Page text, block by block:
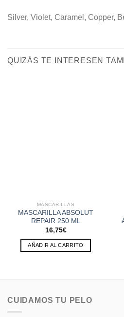
Silver, Violet, Caramel, Copper,
QUIZÁS TE INTERESEN
MASCARILLAS
MASCARILLA ABSOLUT
REPAIR 250 ML
16,75€
AÑADIR AL CARRITO
CUIDAMOS TU PELO